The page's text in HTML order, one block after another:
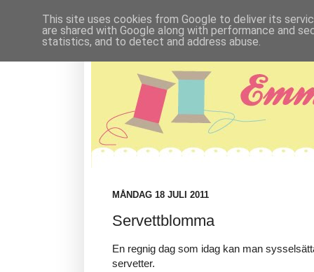
MÅNDAG 18 JULI 2011
Servettblomma
En regnig dag som idag kan man
servetter.
This site uses cookies from Google to deliver its
are shared with Google along with performance and
statistics, and to detect and address abuse.